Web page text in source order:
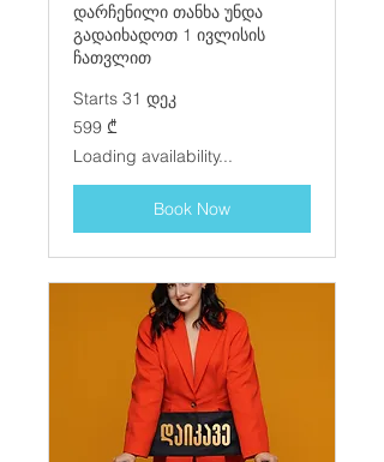
დარჩენილი თანხა უნდა
გადაიხადოთ 1 ივლისის
ჩათვლით
Starts 31 დეკ
599
ქართული
599 ₾
Loading availability...
Book Now